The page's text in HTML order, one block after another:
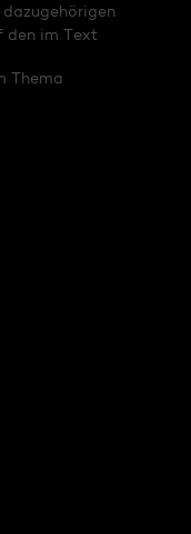
dazugehörigen
den im Text
Thema